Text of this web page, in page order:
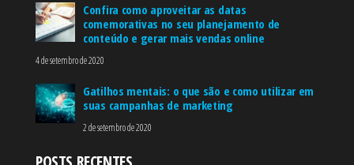
Confira como aproveitar as datas
comemorativas no seu planejamento de
conteúdo e gerar mais vendas online
4 de setembro de 2020
Gatilhos mentais: o que são e como utilizar em
suas campanhas de marketing
2 de setembro de 2020